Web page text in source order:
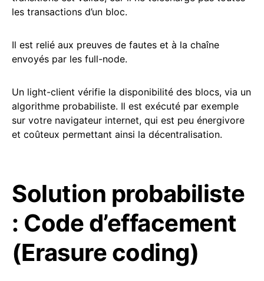
les transactions d’un bloc.
Il est relié aux preuves de fautes et à la chaîne
envoyés par les full-node.
Un light-client vérifie la disponibilité des blocs, via un
algorithme probabiliste. Il est exécuté par exemple
sur votre navigateur internet, qui est peu énergivore
et coûteux permettant ainsi la décentralisation.
Solution probabiliste
: Code d’effacement
(Erasure coding)